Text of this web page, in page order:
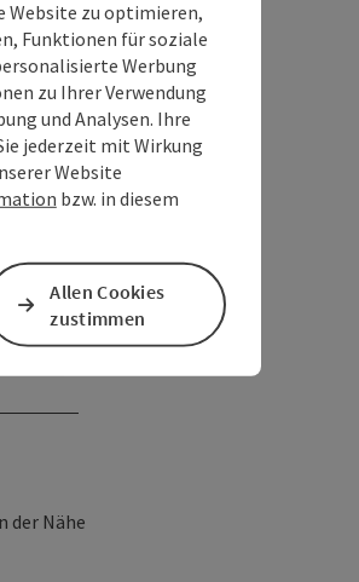
der Nähe
Website zu optimieren,
Funktionen für soziale
Werbung
zu Ihrer Verwendung
und Analysen. Ihre
jederzeit mit Wirkung
Website
bzw. in diesem
Allen Cookies
zustimmen